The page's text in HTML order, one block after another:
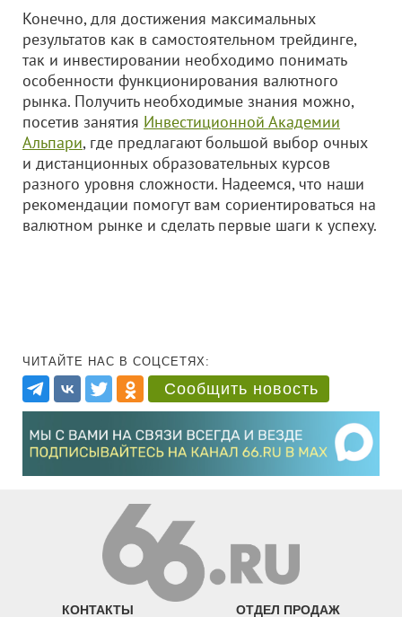
Конечно, для достижения максимальных
результатов как в самостоятельном трейдинге,
так и инвестировании необходимо понимать
особенности функционирования валютного
рынка. Получить необходимые знания можно,
посетив занятия Инвестиционной Академии
Альпари, где предлагают большой выбор очных
и дистанционных образовательных курсов
разного уровня сложности. Надеемся, что наши
рекомендации помогут вам сориентироваться на
валютном рынке и сделать первые шаги к успеху.
ЧИТАЙТЕ НАС В СОЦСЕТЯХ:
Сообщить новость
КОНТАКТЫ ОТДЕЛ ПРОДАЖ